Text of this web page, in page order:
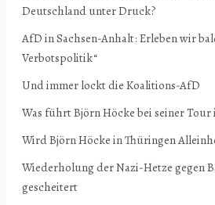
Deutschland unter Druck?
AfD in Sachsen-Anhalt: Erleben wir
Verbotspolitik“
Und immer lockt die Koalitions-AfD
Was führt Björn Höcke bei seiner Tour
Wird Björn Höcke in Thüringen
Wiederholung der Nazi-Hetze gegen
gescheitert